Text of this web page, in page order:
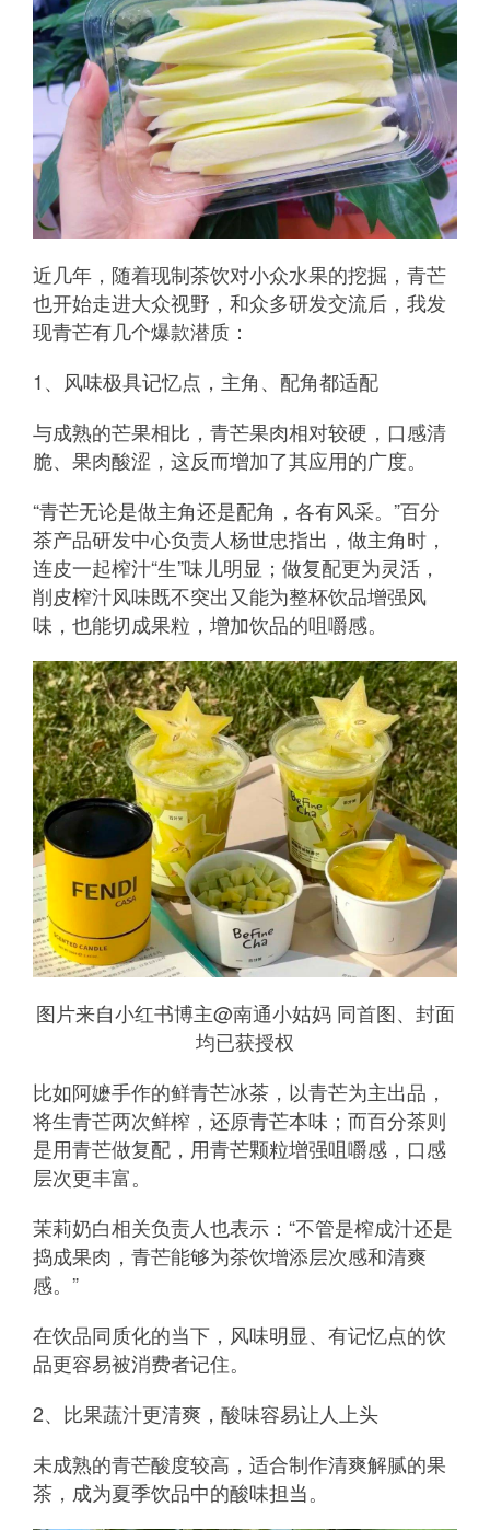
近几年，随着现制茶饮对小众水果的挖掘，青芒
也开始走进大众视野，和众多研发交流后，我发
现青芒有几个爆款潜质：
1、风味极具记忆点，主角、配角都适配
与成熟的芒果相比，青芒果肉相对较硬，口感清
脆、果肉酸涩，这反而增加了其应用的广度。
“青芒无论是做主角还是配角，各有风采。”百分
茶产品研发中心负责人杨世忠指出，做主角时，
连皮一起榨汁“生”味儿明显；做复配更为灵活，
削皮榨汁风味既不突出又能为整杯饮品增强风
味，也能切成果粒，增加饮品的咀嚼感。
图片来自小红书博主@南通小姑妈 同首图、封面
均已获授权
比如阿嬷手作的鲜青芒冰茶，以青芒为主出品，
将生青芒两次鲜榨，还原青芒本味；而百分茶则
是用青芒做复配，用青芒颗粒增强咀嚼感，口感
层次更丰富。
茉莉奶白相关负责人也表示：“不管是榨成汁还是
捣成果肉，青芒能够为茶饮增添层次感和清爽
感。”
在饮品同质化的当下，风味明显、有记忆点的饮
品更容易被消费者记住。
2、比果蔬汁更清爽，酸味容易让人上头
未成熟的青芒酸度较高，适合制作清爽解腻的果
茶，成为夏季饮品中的酸味担当。